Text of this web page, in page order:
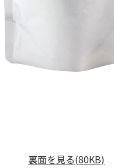
裏面を見る(80KB)